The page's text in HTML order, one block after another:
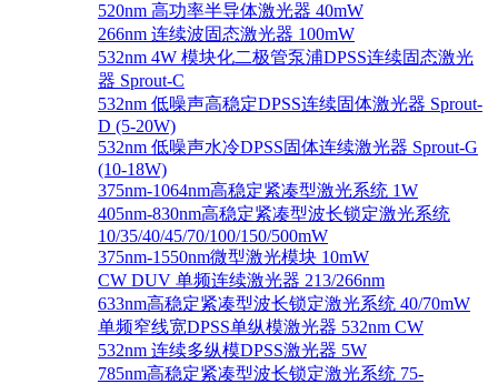
520nm 高功率半导体激光器 40mW
266nm 连续波固态激光器 100mW
532nm 4W 模块化二极管泵浦DPSS连续固态激光
器 Sprout-C
532nm 低噪声高稳定DPSS连续固体激光器 Sprout-
D (5-20W)
532nm 低噪声水冷DPSS固体连续激光器 Sprout-G
(10-18W)
375nm-1064nm高稳定紧凑型激光系统 1W
405nm-830nm高稳定紧凑型波长锁定激光系统
10/35/40/45/70/100/150/500mW
375nm-1550nm微型激光模块 10mW
CW DUV 单频连续激光器 213/266nm
633nm高稳定紧凑型波长锁定激光系统 40/70mW
单频窄线宽DPSS单纵模激光器 532nm CW
532nm 连续多纵模DPSS激光器 5W
785nm高稳定紧凑型波长锁定激光系统 75-